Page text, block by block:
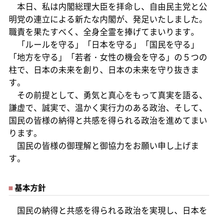
本日、私は内閣総理大臣を拝命し、自由民主党と公
明党の連立による新たな内閣が、発足いたしました。
職責を果たすべく、全身全霊を捧げてまいります。
「ルールを守る」「日本を守る」「国民を守る」
「地方を守る」「若者・女性の機会を守る」の５つの
柱で、日本の未来を創り、日本の未来を守り抜きま
す。
その前提として、勇気と真心をもって真実を語る、
謙虚で、誠実で、温かく実行力のある政治、そして、
国民の皆様の納得と共感を得られる政治を進めてまい
ります。
国民の皆様の御理解と御協力をお願い申し上げま
す。
基本方針
国民の納得と共感を得られる政治を実現し、日本を